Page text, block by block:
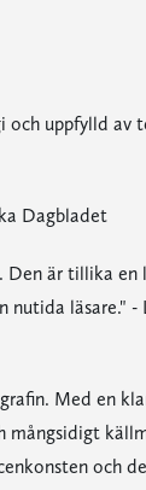
uppfylld av
Dagbladet
Den är tillika en
nutida läsare." -
Med en
mångsidigt
och